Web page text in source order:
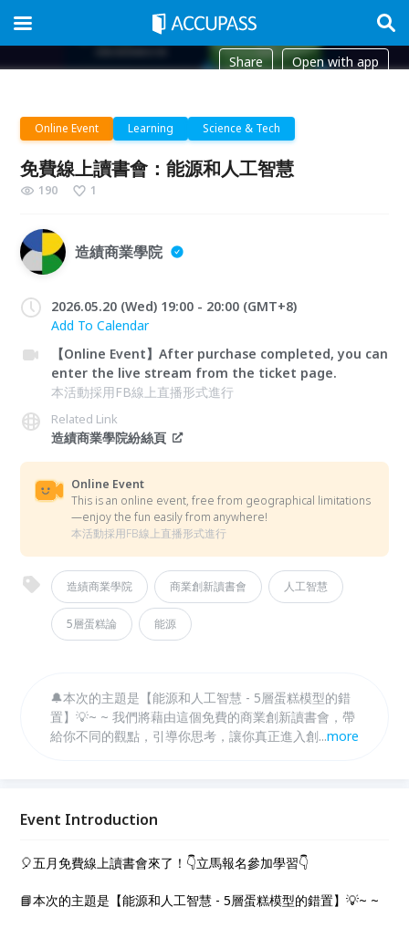
Share Open with app
Online Event Learning Science & Tech
免費線上讀書會：能源和人工智慧
190 1
造績商業學院
2026.05.20 (Wed) 19:00 - 20:00 (GMT+8)
Add To Calendar
【Online Event】After purchase completed, you can
enter the live stream from the ticket page.
本活動採用FB線上直播形式進行
Related Link
造績商業學院紛絲頁
Online Event
This is an online event, free from geographical limitations
—enjoy the fun easily from anywhere!
本活動採用FB線上直播形式進行
造績商業學院 商業創新讀書會 人工智慧
5層蛋糕論 能源
🔔本次的主題是【能源和人工智慧 - 5層蛋糕模型的錯
置】💡~ ~ 我們將藉由這個免費的商業創新讀書會，帶
給你不同的觀點，引導你思考，讓你真正進入創新思維
稀缺的魔咒嗎？就讓我們在這次的讀書會，揭開整個蛋
...more
Event Introduction
🎈五月免費線上讀書會來了！👇立馬報名參加學習👇
📘本次的主題是【能源和人工智慧 - 5層蛋糕模型的錯置】💡~ ~